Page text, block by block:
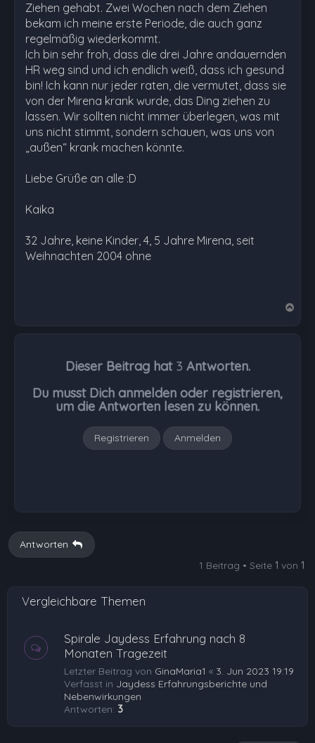
Ziehen gehabt. Zwei Wochen nach dem Ziehen
bekam ich meine erste Periode, die auch ganz
regelmäßig wiederkommt.
Ich bin sehr froh, dass die drei Jahre andauernden
HR weg sind und ich endlich weiß, dass ich gesund
bin! Ich kann nur jeder raten, die vermutet, dass sie
von der Mirena krank wurde, das Ding ziehen zu
lassen. Wir sollten nicht immer überlegen, was mit
uns nicht stimmt, sondern schauen, was uns von
„außen“ krank machen könnte.
Liebe Grüße an alle :D
Kaika
32 Jahre, keine Kinder, 4, 5 Jahre Mirena, seit
Weihnachten 2004 ohne
Dieser Beitrag hat 3 Antworten.
Du musst Dich anmelden oder registrieren,
um die Antworten lesen zu können.
Registrieren Anmelden
Antworten
1 Beitrag • Seite 1 von 1
Vergleichbare Themen
Spirale Jaydess Erfahrung nach 8
Monaten Tragezeit
Letzter Beitrag von GinaMaria1 « 3. Jun 2023 19:19
Verfasst in Jaydess Erfahrungsberichte und
Nebenwirkungen
Antworten: 3